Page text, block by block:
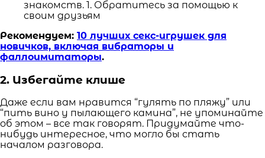
Рекомендуем: 10 лучших секс-игрушек для
новичков, включая вибраторы и
фаллоимитаторы.
2. Избегайте клише
Даже если вам нравится “гулять по пляжу” или
“пить вино у пылающего камина”, не упоминайте
об этом – все так говорят. Придумайте что-
нибудь интересное, что могло бы стать
началом разговора.